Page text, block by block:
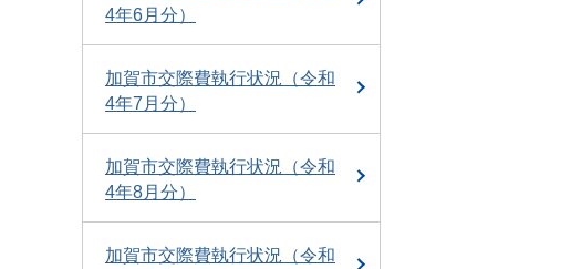
4年6月分）
加賀市交際費執行状況（令和
4年7月分）
加賀市交際費執行状況（令和
4年8月分）
加賀市交際費執行状況（令和